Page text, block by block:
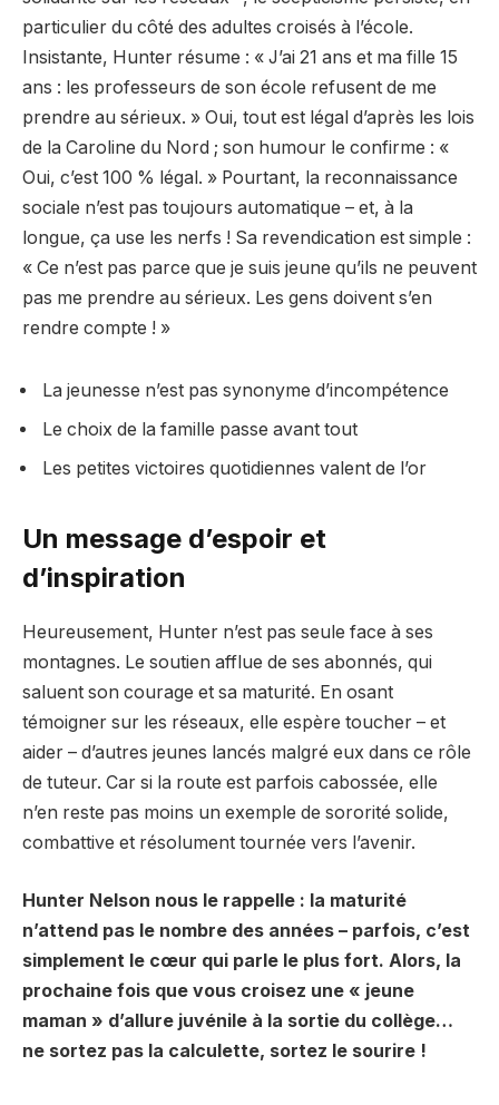
particulier du côté des adultes croisés à l’école.
Insistante, Hunter résume : « J’ai 21 ans et ma fille 15
ans : les professeurs de son école refusent de me
prendre au sérieux. » Oui, tout est légal d’après les lois
de la Caroline du Nord ; son humour le confirme : «
Oui, c’est 100 % légal. » Pourtant, la reconnaissance
sociale n’est pas toujours automatique – et, à la
longue, ça use les nerfs ! Sa revendication est simple :
« Ce n’est pas parce que je suis jeune qu’ils ne peuvent
pas me prendre au sérieux. Les gens doivent s’en
rendre compte ! »
La jeunesse n’est pas synonyme d’incompétence
Le choix de la famille passe avant tout
Les petites victoires quotidiennes valent de l’or
Un message d’espoir et
d’inspiration
Heureusement, Hunter n’est pas seule face à ses
montagnes. Le soutien afflue de ses abonnés, qui
saluent son courage et sa maturité. En osant
témoigner sur les réseaux, elle espère toucher – et
aider – d’autres jeunes lancés malgré eux dans ce rôle
de tuteur. Car si la route est parfois cabossée, elle
n’en reste pas moins un exemple de sororité solide,
combattive et résolument tournée vers l’avenir.
Hunter Nelson nous le rappelle : la maturité
n’attend pas le nombre des années – parfois, c’est
simplement le cœur qui parle le plus fort. Alors, la
prochaine fois que vous croisez une « jeune
maman » d’allure juvénile à la sortie du collège…
ne sortez pas la calculette, sortez le sourire !